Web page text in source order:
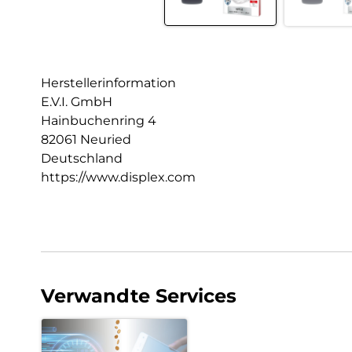
Herstellerinformation
E.V.I. GmbH
Hainbuchenring 4
82061 Neuried
Deutschland
https://www.displex.com
Verwandte Services